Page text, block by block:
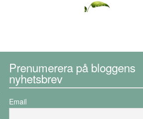
Prenumerera på bloggens
nyhetsbrev
Email